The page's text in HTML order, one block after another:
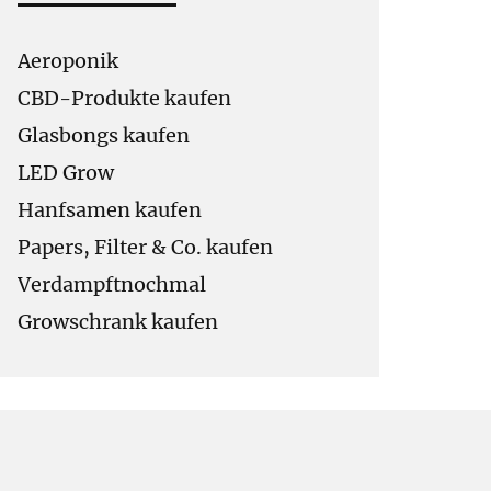
Aeroponik
CBD-Produkte kaufen
Glasbongs kaufen
LED Grow
Hanfsamen kaufen
Papers, Filter & Co. kaufen
Verdampftnochmal
Growschrank kaufen